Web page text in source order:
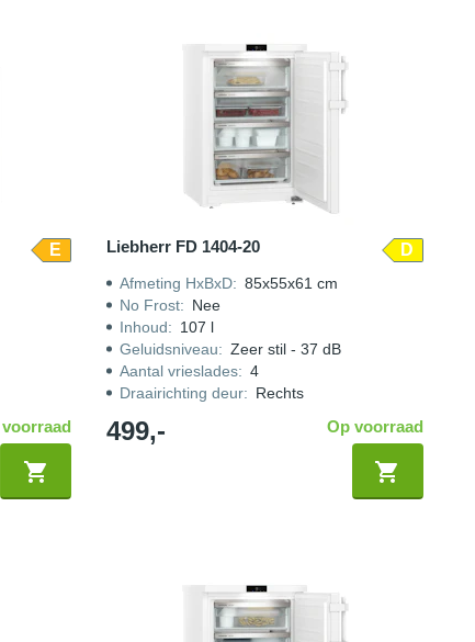
E Liebherr FD 1404-20 D
Afmeting HxBxD: 85x55x61 cm
No Frost: Nee
Inhoud: 107 l
Geluidsniveau: Zeer stil - 37 dB
Aantal vrieslades: 4
Draairichting deur: Rechts
499,- Op voorraad